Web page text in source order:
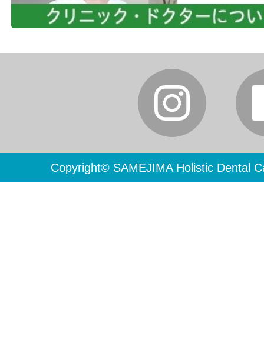
Copyright© SAMEJIMA Holistic Dental